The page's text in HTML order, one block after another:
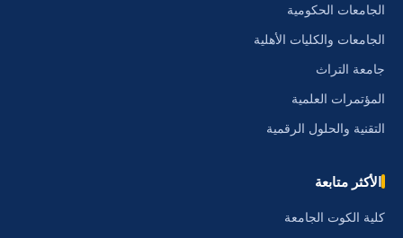
الجامعات الحكومية
الجامعات والكليات الأهلية
جامعة التراث
المؤتمرات العلمية
التقنية والحلول الرقمية
الأكثر متابعة
كلية الكوت الجامعة